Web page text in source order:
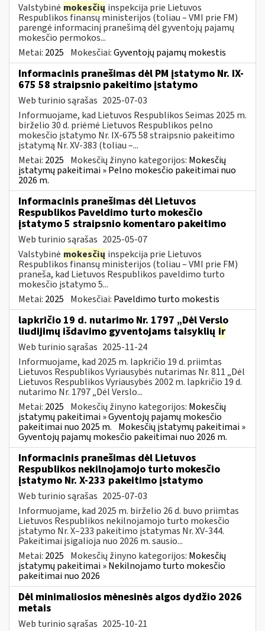
Valstybinė mokesčių inspekcija prie Lietuvos
Respublikos finansų ministerijos (toliau – VMI prie FM)
parengė informacinį pranešimą dėl gyventojų pajamų
mokesčio permokos...
Metai: 2025 Mokesčiai:Gyventojų pajamų mokestis
Informacinis pranešimas dėl PM įstatymo Nr. IX-
675 58 straipsnio pakeitimo įstatymo
Web turinio sąrašas 2025-07-03
Informuojame, kad Lietuvos Respublikos Seimas 2025 m.
birželio 30 d. priėmė Lietuvos Respublikos pelno
mokesčio įstatymo Nr. IX-675 58 straipsnio pakeitimo
įstatymą Nr. XV-383 (toliau –...
Metai: 2025 Mokesčių žinyno kategorijos: Mokesčių
įstatymų pakeitimai » Pelno mokesčio pakeitimai nuo
2026 m.
Informacinis pranešimas dėl Lietuvos
Respublikos Paveldimo turto mokesčio
įstatymo 5 straipsnio komentaro pakeitimo
Web turinio sąrašas 2025-05-07
Valstybinė mokesčių inspekcija prie Lietuvos
Respublikos finansų ministerijos (toliau – VMI prie FM)
praneša, kad Lietuvos Respublikos paveldimo turto
mokesčio įstatymo 5...
Metai: 2025 Mokesčiai: Paveldimo turto mokestis
lapkričio 19 d. nutarimo Nr. 1797 „Dėl Verslo
liudijimų išdavimo gyventojams taisyklių ir
Web turinio sąrašas 2025-11-24
Informuojame, kad 2025 m. lapkričio 19 d. priimtas
Lietuvos Respublikos Vyriausybės nutarimas Nr. 811 „Dėl
Lietuvos Respublikos Vyriausybės 2002 m. lapkričio 19 d.
nutarimo Nr. 1797 „Dėl Verslo...
Metai: 2025 Mokesčių žinyno kategorijos: Mokesčių
įstatymų pakeitimai » Gyventojų pajamų mokesčio
pakeitimai nuo 2025 m. Mokesčių įstatymų pakeitimai »
Gyventojų pajamų mokesčio pakeitimai nuo 2026 m.
Informacinis pranešimas dėl Lietuvos
Respublikos nekilnojamojo turto mokesčio
įstatymo Nr. X-233 pakeitimo įstatymo
Web turinio sąrašas 2025-07-03
Informuojame, kad 2025 m. birželio 26 d. buvo priimtas
Lietuvos Respublikos nekilnojamojo turto mokesčio
įstatymo Nr. X–233 pakeitimo įstatymas Nr. XV-344.
Pakeitimai įsigalioja nuo 2026 m. sausio...
Metai: 2025 Mokesčių žinyno kategorijos: Mokesčių
įstatymų pakeitimai » Nekilnojamo turto mokesčio
pakeitimai nuo 2026
Dėl minimaliosios mėnesinės algos dydžio 2026
metais
Web turinio sąrašas 2025-10-21